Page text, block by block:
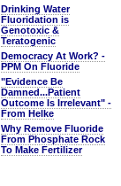
Drinking Water
Fluoridation is
Genotoxic &
Teratogenic
Democracy At Work? -
PPM On Fluoride
"Evidence Be
Damned...Patient
Outcome Is Irrelevant" -
From Helke
Why Remove Fluoride
From Phosphate Rock
To Make Fertilizer